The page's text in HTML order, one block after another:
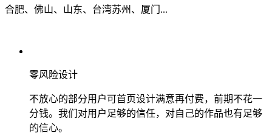
合肥、佛山、山东、台湾苏州、厦门...
零风险设计
不放心的部分用户可首页设计满意再付费，前期不花一
分钱。我们对用户足够的信任，对自己的作品也有足够
的信心。